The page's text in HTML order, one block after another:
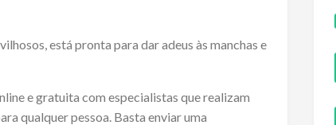
está pronta para dar adeus às manchas e
e gratuita com especialistas que realizam
qualquer pessoa. Basta enviar uma